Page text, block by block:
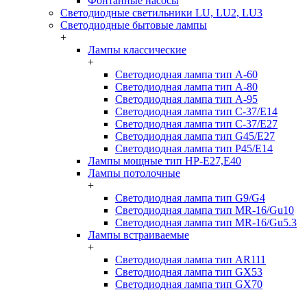
Светодиодные светильники LU, LU2, LU3
Светодиодные бытовые лампы
+
Лампы классические
+
Светодиодная лампа тип A-60
Светодиодная лампа тип A-80
Светодиодная лампа тип A-95
Светодиодная лампа тип C-37/Е14
Светодиодная лампа тип C-37/Е27
Светодиодная лампа тип G45/E27
Светодиодная лампа тип P45/E14
Лампы мощные тип HP-E27,E40
Лампы потолочные
+
Светодиодная лампа тип G9/G4
Светодиодная лампа тип MR-16/Gu10
Светодиодная лампа тип MR-16/Gu5.3
Лампы встраиваемые
+
Светодиодная лампа тип AR111
Светодиодная лампа тип GX53
Светодиодная лампа тип GX70